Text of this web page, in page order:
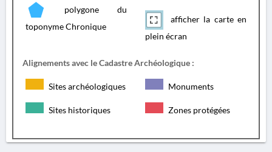
polygone du
toponyme Chronique
afficher la carte en
plein écran
Alignements avec le Cadastre Archéologique :
Sites archéologiques Monuments
Sites historiques Zones protégées